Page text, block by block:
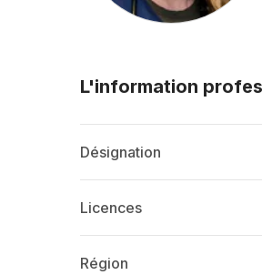
L'information
Désignation
Licences
Région